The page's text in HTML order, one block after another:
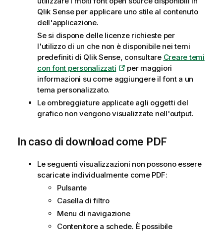
Qlik Senseper applicare uno stile al contenuto
dell'applicazione.
Se si dispone delle licenze richieste per
l'utilizzo di un che non è disponibile nei temi
predefiniti di Qlik Sense, consultare Creare temi
con font personalizzati
per maggiori
informazioni su come aggiungere il font a un
tema personalizzato.
Le ombreggiature applicate agli oggetti del
grafico non vengono visualizzate nell'output.
In caso di download come PDF
Le seguenti visualizzazioni non possono essere
scaricate individualmente come PDF:
Pulsante
Casella di filtro
Menu di navigazione
Contenitore a schede. È possibile